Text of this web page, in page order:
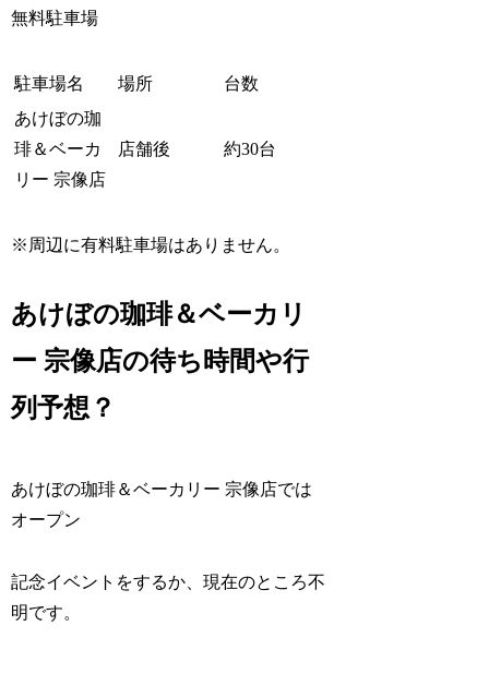
無料駐車場
駐車場名 場所
台数
あけぼの珈
琲＆ベーカ
リー 宗像店
店舗後 約30台
※周辺に有料駐車場はありません。
あけぼの珈琲＆ベーカリ
ー 宗像店の待ち時間や行
列予想？
あけぼの珈琲＆ベーカリー 宗像店では
オープン
記念イベントをするか、現在のところ不
明です。